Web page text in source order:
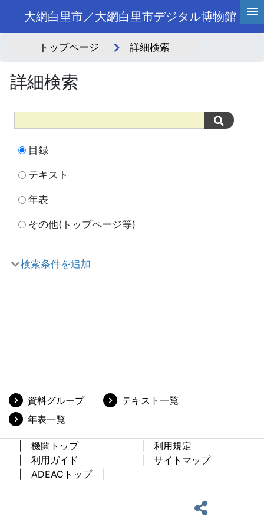
大網白里市／大網白里市デジタル博物館
トップページ 詳細検索
詳細検索
目録
テキスト
年表
その他(トップページ等)
検索条件を追加
資料グループ
テキスト一覧
年表一覧
機関トップ
利用規定
利用ガイド
サイトマップ
ADEACトップ